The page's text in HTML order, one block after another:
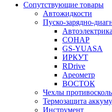
Сопутствующие товары
Автожидкости
Пуско-зарядно-
Автоэлектрика
СОНАР
GS-YUASA
ИРКУТ
RDrive
Ареометр
ВОСТОК
Чехлы
Термозащита
Инструмент